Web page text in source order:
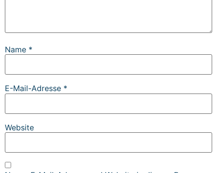
Name *
E-Mail-Adresse *
Website